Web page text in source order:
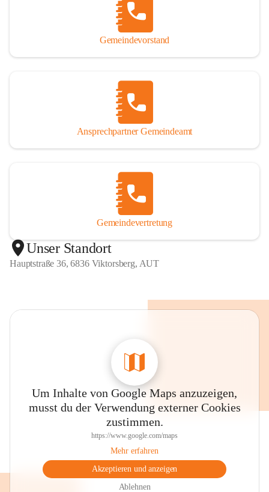
Gemeindevorstand
Ansprechpartner Gemeindeamt
Gemeindevertretung
Unser Standort
Hauptstraße 36, 6836 Viktorsberg, AUT
Um Inhalte von Google Maps anzuzeigen,
musst du der Verwendung externer Cookies
zustimmen.
https://www.google.com/maps
Mehr erfahren
Akzeptieren und anzeigen
Ablehnen